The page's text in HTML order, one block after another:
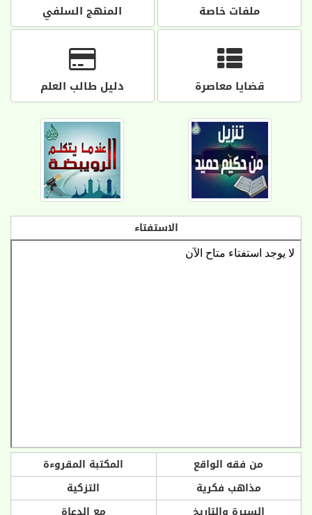
ملفات خاصة المنهج السلفي
قضايا معاصرة دليل طالب العلم
الاستفتاء
من فقه الواقع
المكتبة المقروءة
مذاهب فكرية
التزكية